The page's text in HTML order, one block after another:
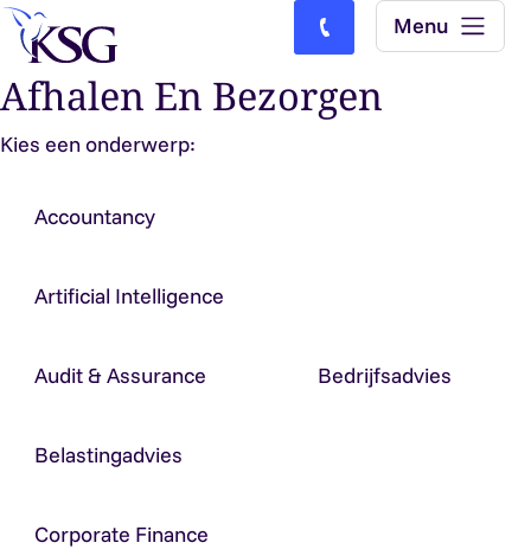
Skip to content
Bel ons: (0)77-4740000
Menu
Afhalen En Bezorgen
Kies een onderwerp:
Accountancy
Artificial Intelligence
Audit & Assurance Bedrijfsadvies
Belastingadvies
Corporate Finance